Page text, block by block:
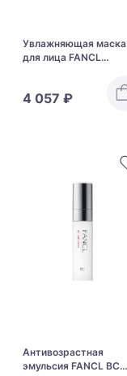
Увлажняющая маска
для лица FANCL
4 057 ₽
Антивозрастная
эмульсия FANCL BC